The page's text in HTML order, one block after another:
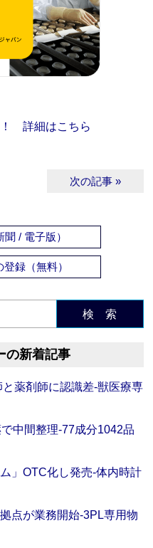
！ 詳細はこちら
次の記事 »
/ 電子版）
録（無料）
検 索
の新着記事
薬剤師に認識差‐獣医療専
中間整理‐77成分1042品
」OTC化し発売‐体内時計
点が業務開始‐3PL専用物